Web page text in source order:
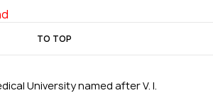
TO TOP
University named after V. I.